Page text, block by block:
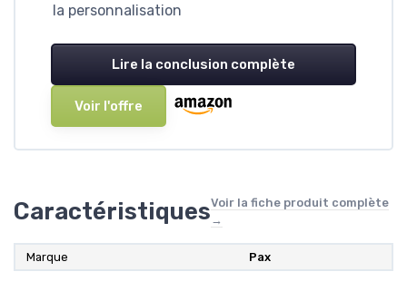
la personnalisation
Lire la conclusion complète
Voir l'offre
CaractéristiquesVoir la fiche produit complète
→
Marque Pax